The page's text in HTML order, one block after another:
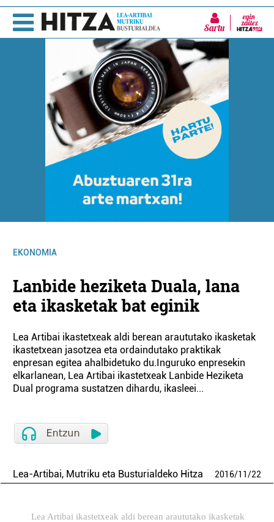
Sartu
EKONOMIA
Lanbide heziketa Duala, lana
eta ikasketak bat eginik
Lea Artibai ikastetxeak aldi berean araututako ikasketak
ikastetxean jasotzea eta ordaindutako praktikak
enpresan egitea ahalbidetuko du.Inguruko enpresekin
elkarlanean, Lea Artibai ikastetxeak Lanbide Heziketa
Dual programa sustatzen dihardu, ikasleei...
Lea-Artibai, Mutriku eta Busturialdeko Hitza 2016/11/22
Lea Artibai ikastetxeak aldi berean araututako ikasketak